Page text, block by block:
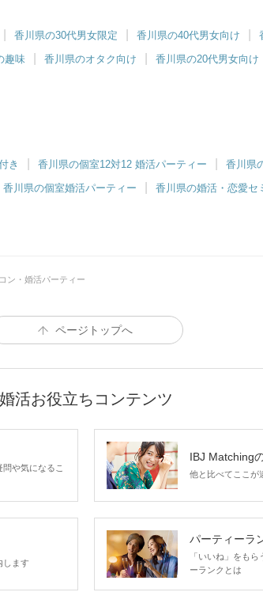
香川県の30代男女限定 香川県の40代男女向け
趣味 香川県のオタク向け 香川県の20代男女向け
き 香川県の個室12対12 婚活パーティー
香川県
香川県の個室婚活パーティー 香川県の婚活・恋愛セ
ン・婚活パーティー
ページトップへ
婚活お役立ちコンテンツ
や気になるこ
IBJ Matching
他と比べてここが
します
パーティーラ
「いいね」をも
ーランクとは